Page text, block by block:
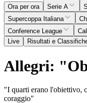
Ora per ora Serie A
Supercoppa Italiana
Conference League
Live
Risultati e
Allegri:
"I quarti erano l'obiettivo,
coraggio"